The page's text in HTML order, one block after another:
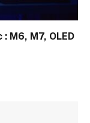
M6, M7, OLED